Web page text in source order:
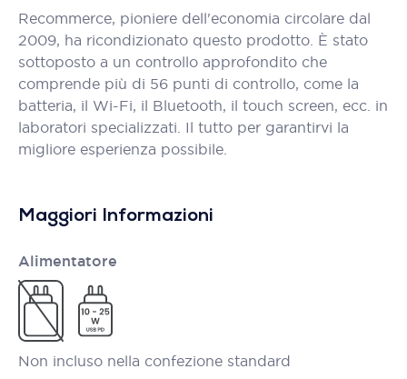
Recommerce, pioniere dell'economia circolare dal
2009, ha ricondizionato questo prodotto. È stato
sottoposto a un controllo approfondito che
comprende più di 56 punti di controllo, come la
batteria, il Wi-Fi, il Bluetooth, il touch screen, ecc. in
laboratori specializzati. Il tutto per garantirvi la
migliore esperienza possibile.
Maggiori Informazioni
Alimentatore
Non incluso nella confezione standard